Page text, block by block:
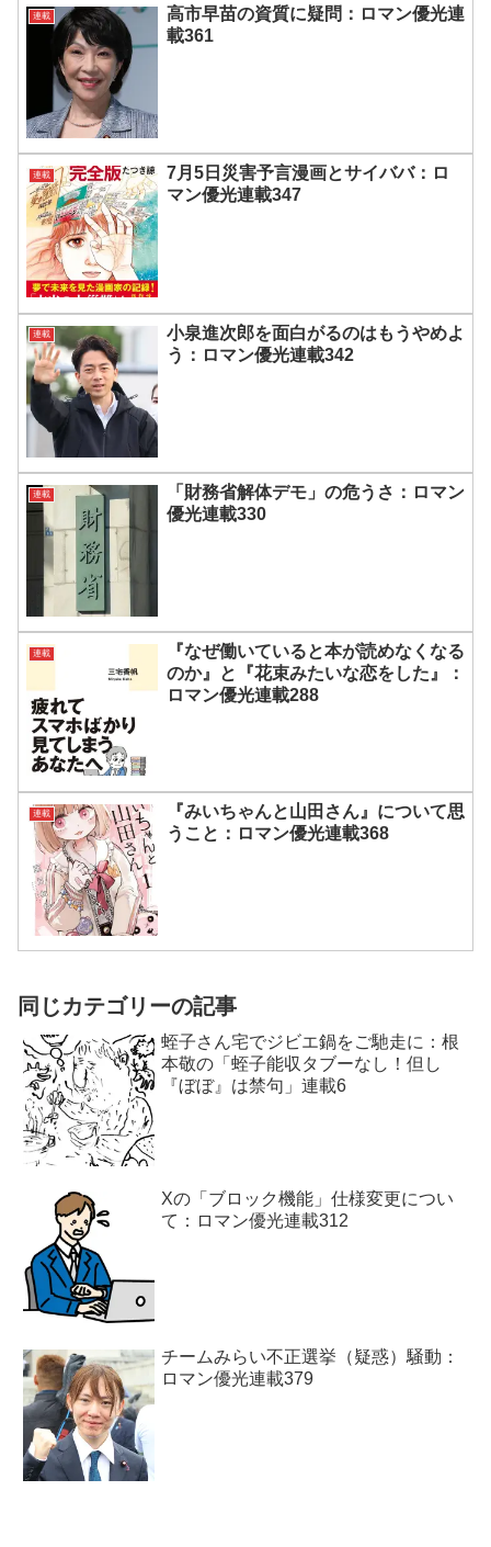
連載
高市早苗の資質に疑問：ロマン優光連
載361
連載
7月5日災害予言漫画とサイババ：ロ
マン優光連載347
連載
小泉進次郎を面白がるのはもうやめよ
う：ロマン優光連載342
連載
「財務省解体デモ」の危うさ：ロマン
優光連載330
連載
『なぜ働いていると本が読めなくなる
のか』と『花束みたいな恋をした』：
ロマン優光連載288
連載
『みいちゃんと山田さん』について思
うこと：ロマン優光連載368
同じカテゴリーの記事
蛭子さん宅でジビエ鍋をご馳走に：根
本敬の「蛭子能収タブーなし！但し
『ぼぼ』は禁句」連載6
Xの「ブロック機能」仕様変更につい
て：ロマン優光連載312
チームみらい不正選挙（疑惑）騒動：
ロマン優光連載379